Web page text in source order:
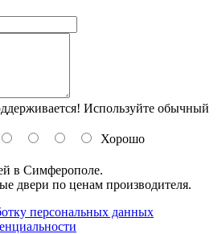
Используйте обычный
Хорошо
в Симферополе.
двери по ценам производителя.
персональных данных